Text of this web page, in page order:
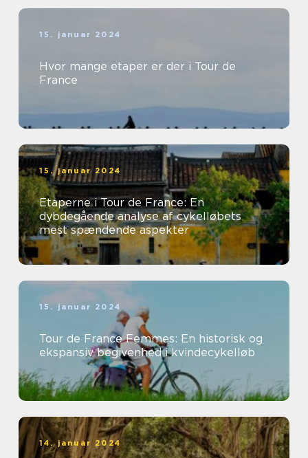
15. januar 2024
Hvor mange etaper er der i Tour de
France
15. januar 2024
Etaperne i Tour de France: En
dybdegående analyse af cykelløbets
mest spændende aspekter
15. januar 2024
Tour de France Femmes: En historisk og
ekspansiv begivenhed i kvindecykelløb
14. januar 2024